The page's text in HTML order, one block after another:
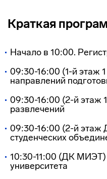
Краткая
Начало в 10:00.
09:30-16:00 (1-й этаж
направлений
09:30-16:00 (2-й этаж
развлечений
09:30-16:00 (2-й
студенческих
10:30-11:00 (ДК МИЭТ)
университета